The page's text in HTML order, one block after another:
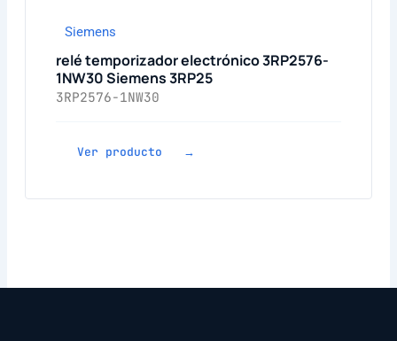
Siemens
relé temporizador electrónico 3RP2576-
1NW30 Siemens 3RP25
3RP2576-1NW30
Ver producto →